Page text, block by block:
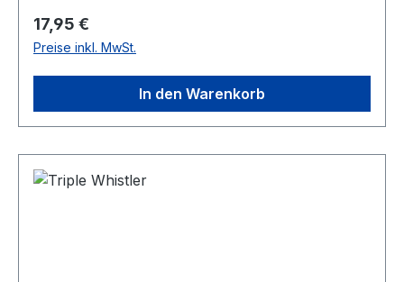
Regulärer Preis:
17,95 €
Preise inkl. MwSt.
In den Warenkorb